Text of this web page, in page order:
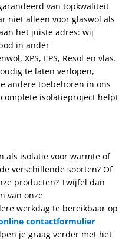
van topkwaliteit
niet alleen voor glaswol als
het juiste adres: wij
in ander
XPS, EPS, Resol en vlas.
te laten verlopen,
andere toebehoren in ons
isolatieproject helpt
als isolatie voor warmte of
verschillende soorten? Of
producten? Twijfel dan
van onze
werkdag te bereikbaar op
contactformulier
je graag verder met het